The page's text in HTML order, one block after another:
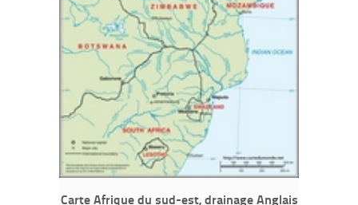
Carte Afrique du sud-est, drainage Anglais